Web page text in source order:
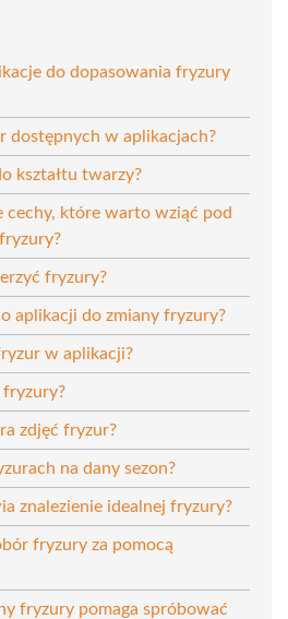
do dopasowania fryzury
dostępnych w aplikacjach?
kształtu twarzy?
cechy, które warto wziąć pod
fryzury?
aplikacji do zmiany fryzury?
w aplikacji?
zdjęć fryzur?
na dany sezon?
znalezienie idealnej fryzury?
fryzury za pomocą
fryzury pomaga spróbować